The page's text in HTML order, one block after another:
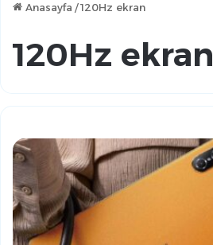
Anasayfa /120Hz ekran
120Hz ekran